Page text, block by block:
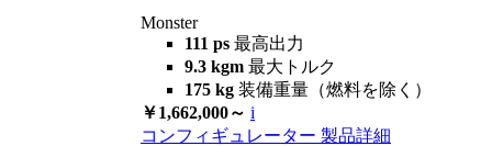
Monster
111 ps 最高出力
9.3 kgm 最大トルク
175 kg 装備重量（燃料を除く）
￥1,662,000～ i
コンフィギュレーター 製品詳細